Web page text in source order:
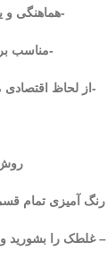
-هماهنگی و
-مناسب
-از لحاظ
روش
آمیزی تمام
– غلطک را بشورید